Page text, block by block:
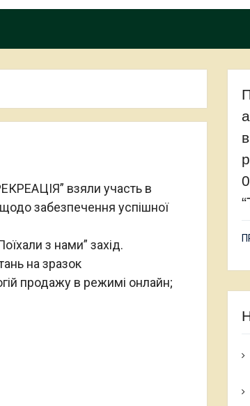
взяли участь в
щодо забезпечення успішної
з нами” захід.
на зразок
продажу в режимі онлайн;